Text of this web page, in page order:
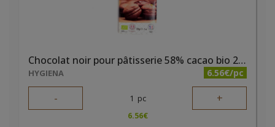
Chocolat noir pour pâtisserie 58% cacao bio 200g Kaoka
HYGIENA 6.56€/pc
- 1 pc +
6.56€